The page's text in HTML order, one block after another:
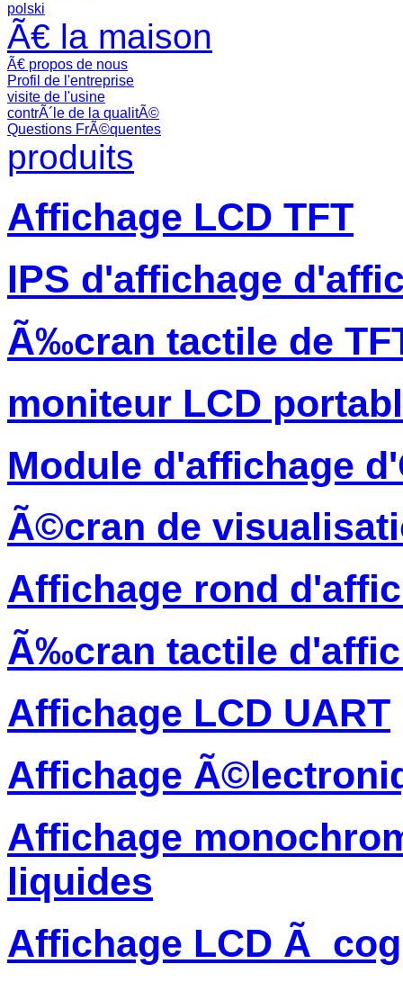
polski
Ã€ la maison
Ã€ propos de nous
Profil de l'entreprise
visite de l'usine
contrÃ´le de la qualitÃ©
Questions FrÃ©quentes
produits
Affichage LCD TFT
IPS d'affichage
Ã‰cran tactile de
moniteur LCD
Module d'affichage
Ã©cran de
Affichage rond
Ã‰cran tactile
Affichage LCD UART
Affichage
Affichage
liquides
Affichage LCD Ã cog